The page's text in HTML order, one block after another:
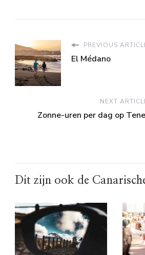
PREVIOUS
El Médano
NEXT
Zonne-uren per dag op
Dit zijn ook de